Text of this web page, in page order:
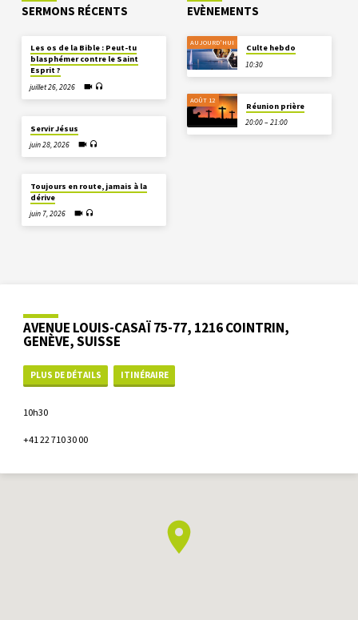
SERMONS RÉCENTS
Les os de la Bible : Peut-tu
blasphémer contre le Saint
Esprit ?
juillet 26, 2026
Servir Jésus
juin 28, 2026
Toujours en route, jamais à la
dérive
juin 7, 2026
EVÈNEMENTS
AUJOURD'HUI
Culte hebdo
10:30
AOÛT 12
Réunion prière
20:00 – 21:00
AVENUE LOUIS-CASAÏ 75-77, 1216 COINTRIN,
GENÈVE, SUISSE
PLUS DE DÉTAILS ITINÉRAIRE
10h30
+41 22 710 30 00